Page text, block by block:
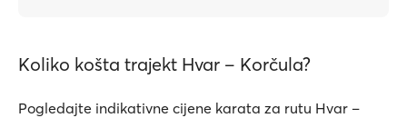
Koliko košta trajekt Hvar – Korčula?
Pogledajte indikativne cijene karata za rutu Hvar –